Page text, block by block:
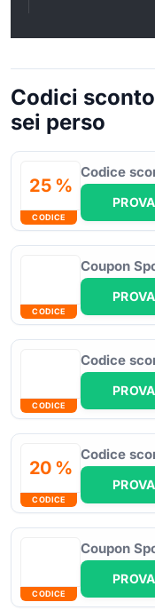
Codici
sei perso
25 %
CODICE
Codice
CODICE
Coupon
CODICE
Codice
20 %
CODICE
Codice
CODICE
Coupon